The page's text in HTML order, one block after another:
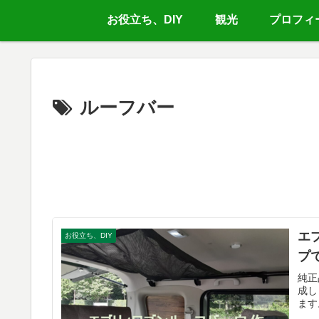
お役立ち、DIY 観光 プロフィ
ルーフバー
お役立ち、DIY
エ
プ
純
成
ま